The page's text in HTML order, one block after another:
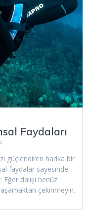
Faydaları
güçlendiren harika bir
faydalar sayesinde
dalışı henüz
çekinmeyin.